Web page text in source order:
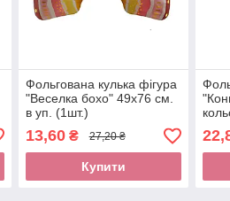
Фольгована кулька фігура
"Веселка бохо" 49х76 см.
в уп. (1шт.)
13,60₴ 27,20 ₴
Купити